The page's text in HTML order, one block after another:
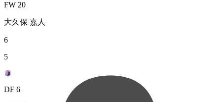
FW 20
大久保 嘉人
6
5
DF 6